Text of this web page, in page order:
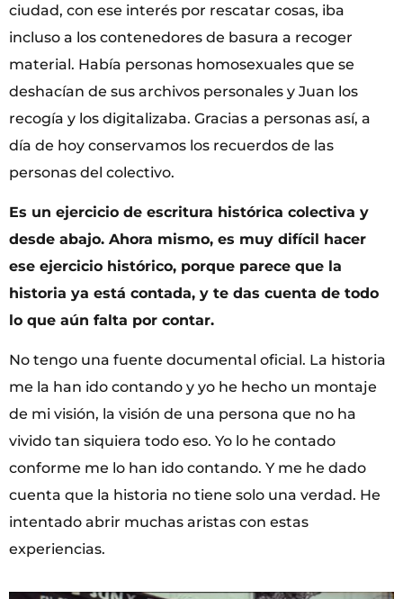
ciudad, con ese interés por rescatar cosas, iba
incluso a los contenedores de basura a recoger
material. Había personas homosexuales que se
deshacían de sus archivos personales y Juan los
recogía y los digitalizaba. Gracias a personas así, a
día de hoy conservamos los recuerdos de las
personas del colectivo.
Es un ejercicio de escritura histórica colectiva y
desde abajo. Ahora mismo, es muy difícil hacer
ese ejercicio histórico, porque parece que la
historia ya está contada, y te das cuenta de todo
lo que aún falta por contar.
No tengo una fuente documental oficial. La historia
me la han ido contando y yo he hecho un montaje
de mi visión, la visión de una persona que no ha
vivido tan siquiera todo eso. Yo lo he contado
conforme me lo han ido contando. Y me he dado
cuenta que la historia no tiene solo una verdad. He
intentado abrir muchas aristas con estas
experiencias.